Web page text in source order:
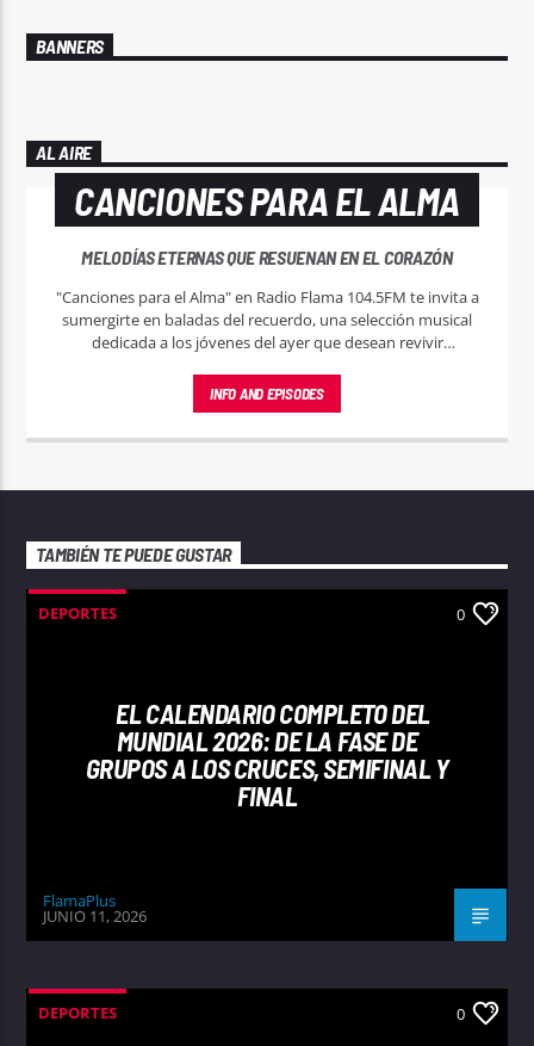
BANNERS
AL AIRE
CANCIONES PARA EL ALMA
MELODÍAS ETERNAS QUE RESUENAN EN EL CORAZÓN
"Canciones para el Alma" en Radio Flama 104.5FM te invita a
sumergirte en baladas del recuerdo, una selección musical
dedicada a los jóvenes del ayer que desean revivir
su juventud.
INFO AND EPISODES
TAMBIÉN TE PUEDE GUSTAR
DEPORTES 0
EL CALENDARIO COMPLETO DEL
MUNDIAL 2026: DE LA FASE DE
GRUPOS A LOS CRUCES, SEMIFINAL Y
FINAL
FlamaPlus
JUNIO 11, 2026
DEPORTES 0